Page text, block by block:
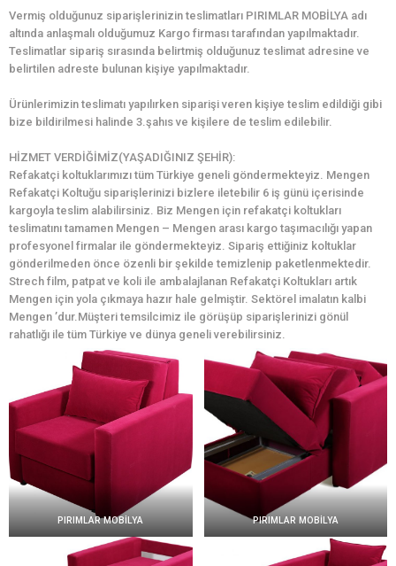
Vermiş olduğunuz siparişlerinizin teslimatları PIRIMLAR MOBİLYA adı
altında anlaşmalı olduğumuz Kargo firması tarafından yapılmaktadır.
Teslimatlar sipariş sırasında belirtmiş olduğunuz teslimat adresine ve
belirtilen adreste bulunan kişiye yapılmaktadır.
Ürünlerimizin teslimatı yapılırken siparişi veren kişiye teslim edildiği gibi
bize bildirilmesi halinde 3.şahıs ve kişilere de teslim edilebilir.
HİZMET VERDİĞİMİZ(YAŞADIĞINIZ ŞEHİR):
Refakatçi koltuklarımızı tüm Türkiye geneli göndermekteyiz. Mengen
Refakatçi Koltuğu siparişlerinizi bizlere iletebilir 6 iş günü içerisinde
kargoyla teslim alabilirsiniz. Biz Mengen için refakatçi koltukları
teslimatını tamamen Mengen – Mengen arası kargo taşımacılığı yapan
profesyonel firmalar ile göndermekteyiz. Sipariş ettiğiniz koltuklar
gönderilmeden önce özenli bir şekilde temizlenip paketlenmektedir.
Strech film, patpat ve koli ile ambalajlanan Refakatçi Koltukları artık
Mengen için yola çıkmaya hazır hale gelmiştir. Sektörel imalatın kalbi
Mengen ’dur.Müşteri temsilcimiz ile görüşüp siparişlerinizi gönül
rahatlığı ile tüm Türkiye ve dünya geneli verebilirsiniz.
PIRIMLAR MOBİLYA PIRIMLAR MOBİLYA